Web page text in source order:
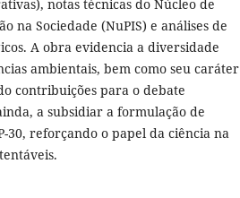
notas técnicas do Núcleo de
na Sociedade (NuPIS) e análises de
A obra evidencia a diversidade
ambientais, bem como seu caráter
contribuições para o debate
a subsidiar a formulação de
30, reforçando o papel da ciência na